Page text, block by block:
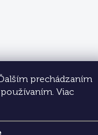
prechádzaním
Viac